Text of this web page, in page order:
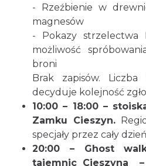
Cieszyn
1.65 km
- Rzeźbienie w
magnesów
- Pokazy strzelectwa
możliwość
broni
Brak zapisów.
decyduje kolejność
10:00 – 18:00 –
Zamku Cieszyn.
specjały przez cały
20:00 – Ghost
tajemnic Cieszyna –